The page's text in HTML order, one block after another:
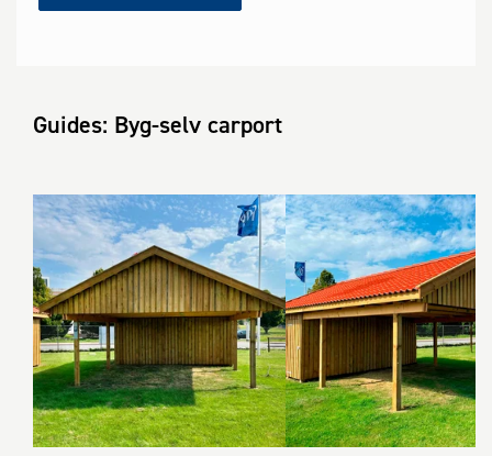
Guides: Byg-selv carport